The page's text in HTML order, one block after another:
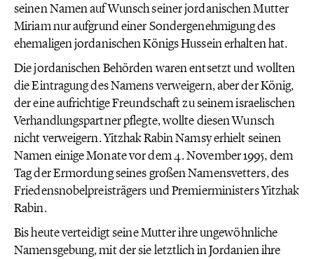
seinen Namen auf Wunsch seiner jordanischen Mutter
Miriam nur aufgrund einer Sondergenehmigung des
ehemaligen jordanischen Königs Hussein erhalten hat.
Die jordanischen Behörden waren entsetzt und wollten
die Eintragung des Namens verweigern, aber der König,
der eine aufrichtige Freundschaft zu seinem israelischen
Verhandlungspartner pflegte, wollte diesen Wunsch
nicht verweigern. Yitzhak Rabin Namsy erhielt seinen
Namen einige Monate vor dem 4. November 1995, dem
Tag der Ermordung seines großen Namensvetters, des
Friedensnobelpreisträgers und Premierministers Yitzhak
Rabin.
Bis heute verteidigt seine Mutter ihre ungewöhnliche
Namensgebung, mit der sie letztlich in Jordanien ihre